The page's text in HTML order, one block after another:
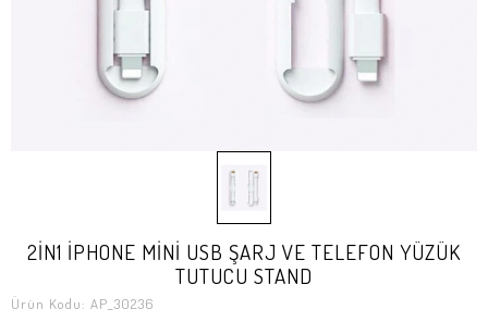
2İN1 İPHONE MİNİ USB ŞARJ VE TELEFON YÜZÜK
TUTUCU STAND
Ürün Kodu: AP_30236